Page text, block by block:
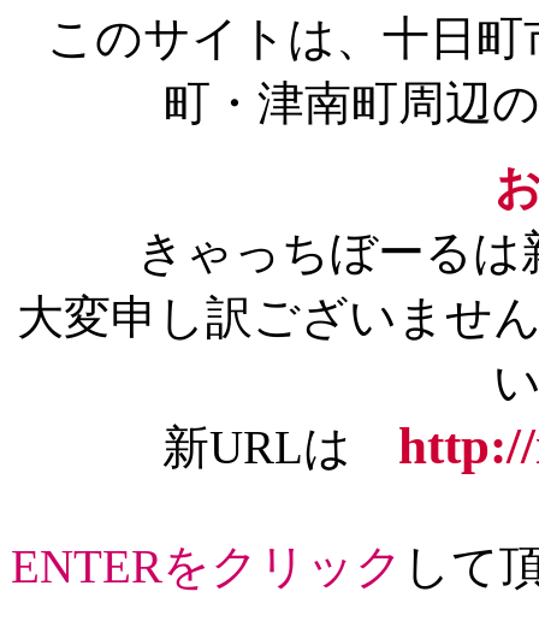
このサイトは、十日
町・津南町周辺
きゃっちぼーる
大変申し訳ございませ
新URLは
ENTERをクリック して